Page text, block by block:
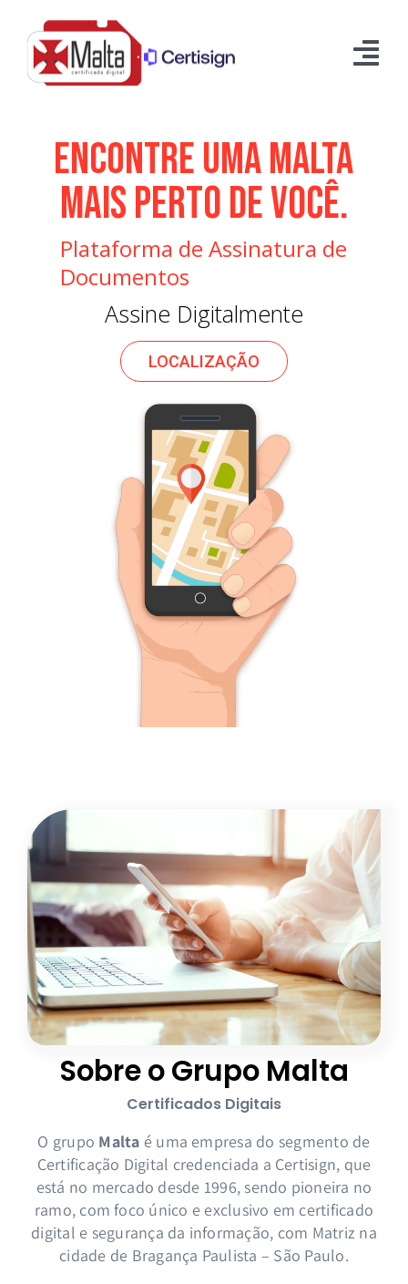
conteúdo
Certificados Digitais
Parcerias
Nossas Unidades
ENCONTRE UMA MALTA
MAIS PERTO DE VOCÊ.
Plataforma de Assinatura de
Documentos
Assine Digitalmente
LOCALIZAÇÃO
Sobre o Grupo Malta
Certificados Digitais
O grupo Malta é uma empresa do segmento de
Certificação Digital credenciada a Certisign, que
está no mercado desde 1996, sendo pioneira no
ramo, com foco único e exclusivo em certificado
digital e segurança da informação, com Matriz na
cidade de Bragança Paulista – São Paulo.